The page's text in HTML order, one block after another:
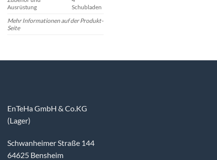
Ausrüstung
Schubladen
Mehr Informationen auf der Produkt-
Seite
EnTeHa GmbH & Co.KG
(Lager)
Schwanheimer Straße 144
64625 Bensheim